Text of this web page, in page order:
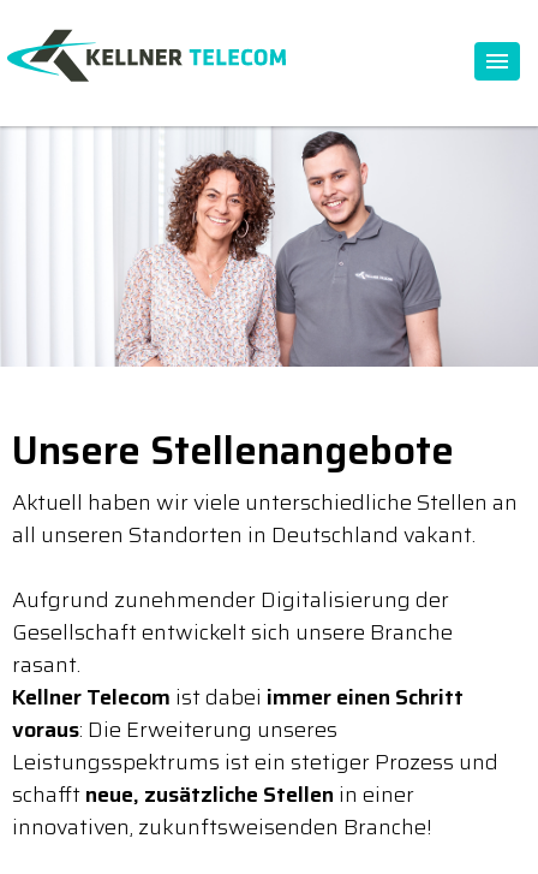
Unsere Stellenangebote
Aktuell haben wir viele unterschiedliche Stellen an
all unseren Standorten in Deutschland vakant.
Aufgrund zunehmender Digitalisierung der
Gesellschaft entwickelt sich unsere Branche
rasant.
Kellner Telecom ist dabei immer einen Schritt
voraus: Die Erweiterung unseres
Leistungsspektrums ist ein stetiger Prozess und
schafftneue, zusätzliche Stellen in einer
innovativen, zukunftsweisenden Branche!